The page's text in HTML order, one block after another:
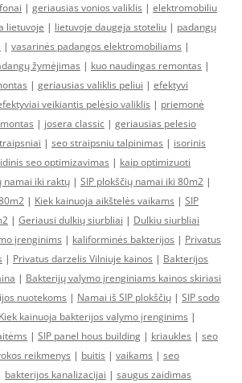
| geriausias vonios valiklis | elektromobiliu
lietuvoje | lietuvoje daugeja stoteliu | padangų
| vasarinės padangos elektromobiliams |
žymėjimas | kuo naudingas remontas |
| geriausias valiklis peliui | efektyvi
veikiantis pelėsio valiklis | priemonė
| josera classic | geriausias pelesio
| seo straipsniu talpinimas | isorinis
seo optimizavimas | kaip optimizuoti
namai iki raktų | SIP plokščių namai iki 80m2 |
| Kiek kainuoja aikštelės vaikams | SIP
| Geriausi dulkių siurbliai | Dulkiu siurbliai
įrenginims | kaliforminės bakterijos | Privatus
| Privatus darzelis Vilniuje kainos | Bakterijos
| Bakterijų valymo įrenginiams kainos skiriasi
nuotekoms | Namai iš SIP plokščių | SIP sodo
Kiek kainuoja bakterijos valymo įrenginims |
| SIP panel hous building | kriaukles | seo
reikmenys | buitis | vaikams | seo
bakterijos kanalizacijai | saugus zaidimas